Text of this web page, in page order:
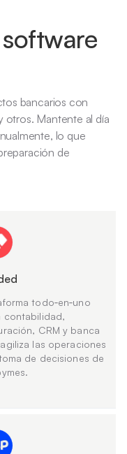
bancarios con
otros. Mantente al día
lo que
de
todo‑en‑uno
contabilidad,
CRM y banca
las operaciones
de decisiones de